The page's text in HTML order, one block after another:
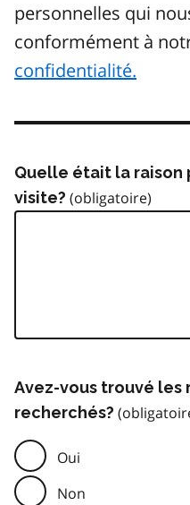
personnelles qui
conformément à
confidentialité.
Quelle était la
visite?
Avez-vous trouvé les
recherchés?
Oui
Non